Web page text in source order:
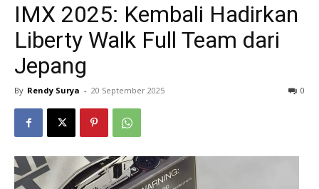
IMX 2025: Kembali Hadirkan
Liberty Walk Full Team dari
Jepang
By Rendy Surya - 20 September 2025 0